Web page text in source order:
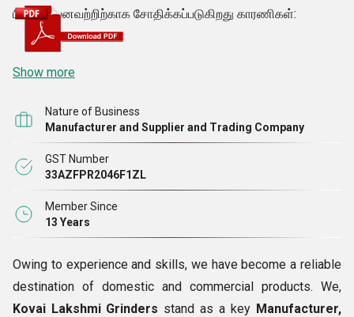
பின்வருவனவற்றிற்காக சோதிக்கப்படுகிறது காரணிகள்:
Show more
Nature of Business
Manufacturer and Supplier and Trading Company
GST Number
33AZFPR2046F1ZL
Member Since
13 Years
Owing to experience and skills, we have become a reliable
destination of domestic and commercial products. We,
Kovai Lakshmi Grinders stand as a key Manufacturer,